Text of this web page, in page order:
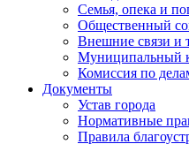
Семья, опека и
Общественный
Внешние связи и
Муниципальный
Комиссия по
Документы
Устав города
Нормативные
Правила